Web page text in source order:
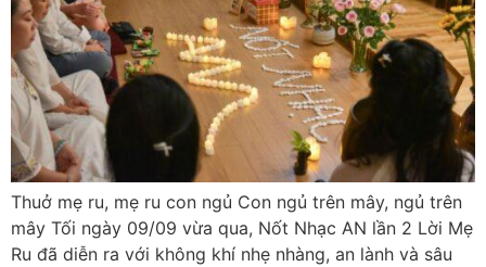
Thuở mẹ ru, mẹ ru con ngủ Con ngủ trên mây, ngủ trên
mây Tối ngày 09/09 vừa qua, Nốt Nhạc AN lần 2 Lời Mẹ
Ru đã diễn ra với không khí nhẹ nhàng, an lành và sâu